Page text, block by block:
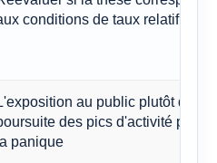
conditions de taux relatif
au public plutôt que
des pics d'activité
la panique